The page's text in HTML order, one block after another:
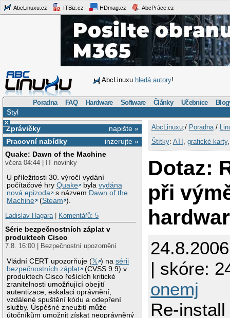
AbcLinuxu.cz ITBiz.cz HDmag.cz AbcPráce.cz
AbcLinuxu hledá autory!
Poradna FAQ Hardware Software Články Učebnice
Styl
×
napište »
Zprávičky
inzerujte »
Pracovní nabídky
Quake: Dawn of the Machine
včera 04:44 | IT novinky
U příležitosti 30. výročí vydání
počítačové hryQuake bylavydána
nová epizoda
s názvem Dawn of the
Machine
(Steam ).
Ladislav Hagara| Komentářů: 5
Série bezpečnostních záplat v
produktech Cisco
7.8. 16:00 | Bezpečnostní upozornění
Vládní CERT upozorňuje (𝕏 ) nasérii
bezpečnostních záplat
(CVSS 9.9) v
produktech Cisco řešících kritické
zranitelnosti umožňující obejití
autentizace, eskalaci oprávnění,
vzdálené spuštění kódu a odepření
služby. Úspěšné zneužití může
útočníkům umožnit získat neoprávněný
AbcLinuxu:/ Poradna/
Štítky: ATI grafické karty
Dotaz:
při
| skóre:
onemj
Re-